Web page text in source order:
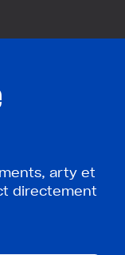
arty et
directement